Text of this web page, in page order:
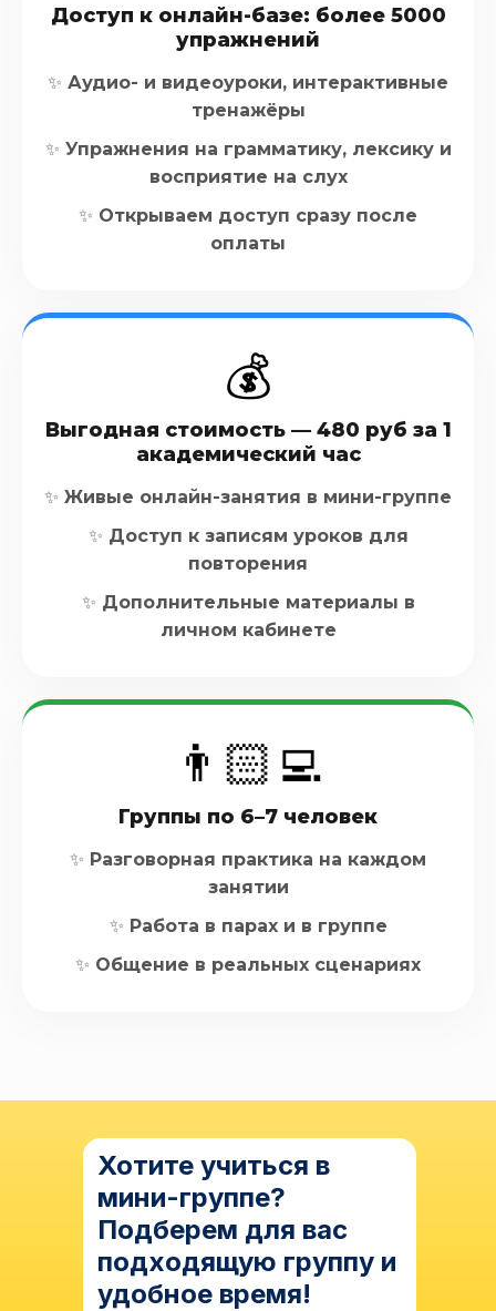
Доступ к онлайн-базе: более 5000
упражнений
✨ Аудио- и видеоуроки, интерактивные
тренажёры
✨ Упражнения на грамматику, лексику и
восприятие на слух
✨ Открываем доступ сразу после
оплаты
💰
Выгодная стоимость — 480 руб за 1
академический час
✨ Живые онлайн-занятия в мини-группе
✨ Доступ к записям уроков для
повторения
✨ Дополнительные материалы в
личном кабинете
👨🏻‍💻
Группы по 6–7 человек
✨ Разговорная практика на каждом
занятии
✨ Работа в парах и в группе
✨ Общение в реальных сценариях
Хотите учиться в
мини-группе?
Подберем для вас
подходящую группу и
удобное время!